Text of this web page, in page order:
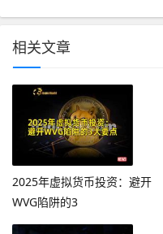
相关文章
2025年虚拟货币投资：避开
WVG陷阱的3